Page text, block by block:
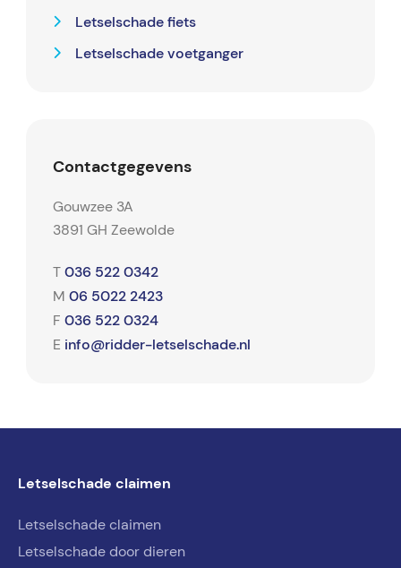
Letselschade fiets
Letselschade voetganger
Contactgegevens
Gouwzee 3A
3891 GH Zeewolde
T 036 522 0342
M 06 5022 2423
F 036 522 0324
E info@ridder-letselschade.nl
Letselschade claimen
Letselschade claimen
Letselschade door dieren